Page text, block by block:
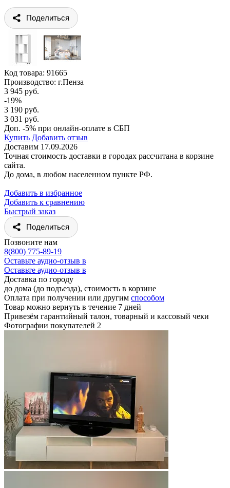
Поделиться
Код товара: 91665
Производство: г.Пенза
3 945 руб.
-19%
3 190 руб.
3 031 руб.
Доп. -5% при онлайн-оплате в СБП
Купить Добавить отзыв
Доставим 17.09.2026
Точная стоимость доставки в городах рассчитана в корзине
сайта.
До дома, в любом населенном пункте РФ.
Добавить в избранное
Добавить к сравнению
Быстрый заказ
Поделиться
Позвоните нам
8(800) 775-89-19
Оставьте аудио-отзыв в
Оставьте аудио-отзыв в
Доставка по городу
до дома (до подъезда), стоимость в корзине
Оплата при получении или другим способом
Товар можно вернуть в течение 7 дней
Привезём гарантийный талон, товарный и кассовый чеки
Фотографии покупателей 2